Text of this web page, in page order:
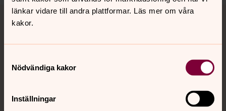
länkar vidare till andra plattformar. Läs mer om våra
kakor.
Nödvändiga kakor
Inställningar
Tillbaka till toppen
Tillbaka till innehållet
Kalender